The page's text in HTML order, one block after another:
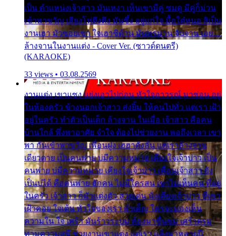
เป็น ตำแหน่งเจ้าสาว มันเหงา เห็นเขามีคู่ ซมดู มีคู่ก็ม่วน
เข้าพาขวัญ เสียงโห่ตึงตึง มันซึ้ง อยู่แก่ใจ มื้อใด๋หนอ สิเป็น
งานเฮา มัวซอยเขา ใจเฮาซิด้าน มันทรมาน จับจาน เอย…
ล้างจานในงานแต่ง - Cover Ver. (ซาวด์ดนตรี)
(KARAOKE)
33 views • 03.08.2569
งานแต่ง เขาแซง แย่งเอาไปก่อน หัวใจอาวรณ์ มาซ่อน อยู่
ในห้องครัว ข้างนอกเจ้าสาว ส่งยิ้ม ให้คนไปทั่ว แต่เรา เฝ้า
อยู่ในครัว ทำตัวเป็นเด็ก ล้างจาน ในเมื่อ เจ้าสาว คือคน
บ้านใกล้ พึ่งพาอาศัย จำใจ ต้องไปช่วยงาน พอถึงเวลา เขา
พา กันเข้าพาขวัญ เพื่อนฝูง เฮฮาดังลั่น แต่เราล้างจาน
เดียวดาย เป็นคนพ่าย บ่มีความหมาย เคียงใจเจ้าบ่าว เป็น
คนพ่าย บ่มีความหมาย เคียงใจเจ้าบ่าว เพื่อนเจ้าสาว ยัง
เป็นบ่ได้ คือคนพ่าย ฮักคน ไม่มีใครสน เขาไม่เห็นคน ที่อยู่
ในครัว เจ้าสาว ก็มัวแต่งตัว สวยเด่น นั่งเคียงเจ้าบ่าว ที่เขา
เฝ้าคอย ใจเต้น หัวใจของเรา ลำเค็ญ ใครจะมองเห็น
ความใน ใจ เศร้า มันร้าวระบม ต้องมาขื่นขม เศร้าตรม
ท่ามความสุขี ช่วยงานเขาแต่ง แต่เรา แล้งมาหลายปี